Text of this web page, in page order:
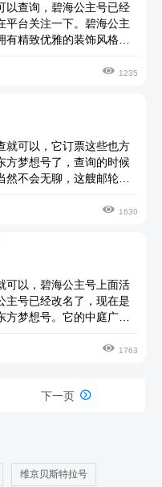
酒廊内部采用了沉稳的色
深邃感。环绕四周的，是
现了19世纪P&O汽船航运
以查询，碧海公主号已经
平台关注一下。碧海公主
精致优雅的装饰风格，
购物区等，让女性朋友在
对美食的挑剔要求。无
，碧海公主号都是女孩
 1235
就可以，它订票这些也方
方梦想号了，查询的时候
不会无聊，这艘邮轮精
白天可以在甲板上沐浴阳
世界各地的美食，或是
外，碧海公主号还注重
 1630
可以，碧海公主号上面活
主号已经改名了，现在是
梦想号。它的中庭广场
挑选心仪的纪念品或享受
号的泳池甲板也是不可错
动接连不断，让人应接
表演、参与有趣的互动
享彼此的故事和欢笑，
 1763
下一页 
维京贝斯特拉号